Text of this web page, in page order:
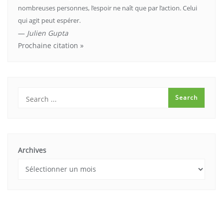
nombreuses personnes, l’espoir ne naît que par l’action. Celui
qui agit peut espérer.
— Julien Gupta
Prochaine citation »
Archives